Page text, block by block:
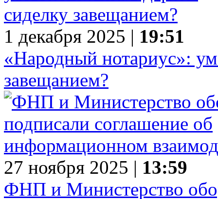
1 декабря 2025 | 19:51
«Народный нотариус»:
завещанием?
27 ноября 2025 | 13:59
ФНП и Министерство